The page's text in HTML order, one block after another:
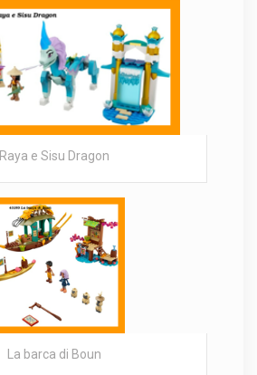
Raya e Sisu Dragon
La barca di Boun